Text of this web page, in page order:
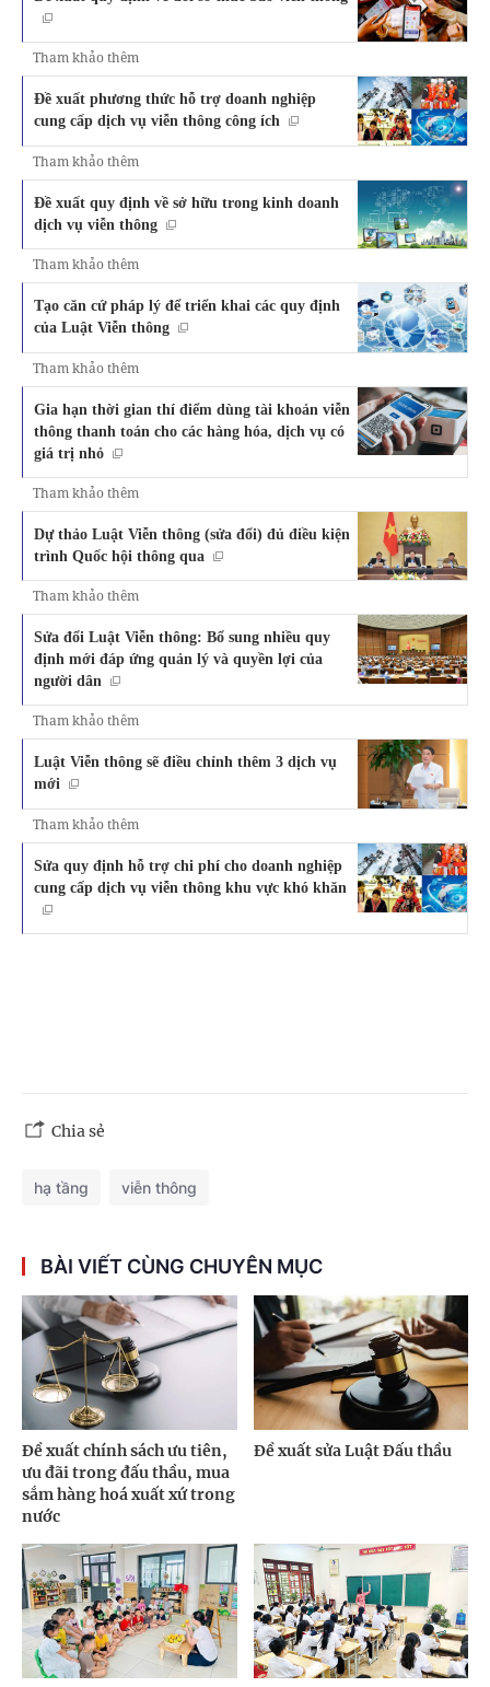
Tham khảo thêm
Đề xuất phương thức hỗ trợ doanh nghiệp
cung cấp dịch vụ viễn thông công ích
Tham khảo thêm
Đề xuất quy định về sở hữu trong kinh doanh
dịch vụ viễn thông
Tham khảo thêm
Tạo căn cứ pháp lý để triển khai các quy định
của Luật Viễn thông
Tham khảo thêm
Gia hạn thời gian thí điểm dùng tài khoản viễn
thông thanh toán cho các hàng hóa, dịch vụ có
giá trị nhỏ
Tham khảo thêm
Dự thảo Luật Viễn thông (sửa đổi) đủ điều kiện
trình Quốc hội thông qua
Tham khảo thêm
Sửa đổi Luật Viễn thông: Bổ sung nhiều quy
định mới đáp ứng quản lý và quyền lợi của
người dân
Tham khảo thêm
Luật Viễn thông sẽ điều chỉnh thêm 3 dịch vụ
mới
Tham khảo thêm
Sửa quy định hỗ trợ chi phí cho doanh nghiệp
cung cấp dịch vụ viễn thông khu vực khó khăn
Chia sẻ
hạ tầng viễn thông
BÀI VIẾT CÙNG CHUYÊN MỤC
Đề xuất chính sách ưu tiên,
ưu đãi trong đấu thầu, mua
sắm hàng hoá xuất xứ trong
nước
Đề xuất sửa Luật Đấu thầu